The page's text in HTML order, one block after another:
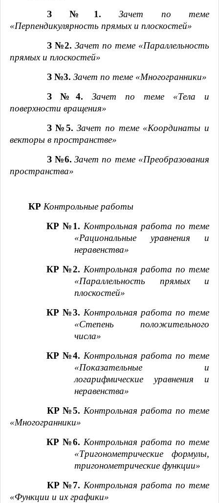
З №1.Зачет по теме
«Перпендикулярность прямых и плоскостей»
З №2. Зачет по теме «Параллельность
прямых и плоскостей»
З №3. Зачет по теме «Многогранники»
З №4.Зачет по теме «Тела и
поверхности вращения»
З №5.Зачет по теме «Координаты и
векторы в пространстве»
З №6. Зачет по теме «Преобразования
пространства»
КР Контрольные работы
КР №1. Контрольная работа по теме
«Рациональные уравнения и
неравенства»
КР №2. Контрольная работа по теме
«Параллельность прямых и
плоскостей»
КР №3. Контрольная работа по теме
«Степень положительного
числа»
КР №4. Контрольная работа по теме
«Показательные и
логарифмические уравнения и
неравенства»
КР №5. Контрольная работа по теме
«Многогранники»
КР №6. Контрольная работа по теме
«Тригонометрические формулы,
тригонометрические функции»
КР №7. Контрольная работа по теме
«Функции и их графики»